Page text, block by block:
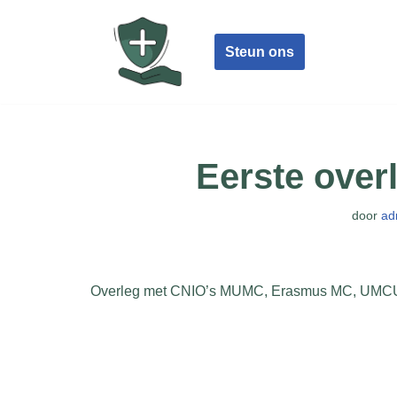
Steun ons
Eerste
door
Overleg met CNIO’s MUMC, Erasmus MC,